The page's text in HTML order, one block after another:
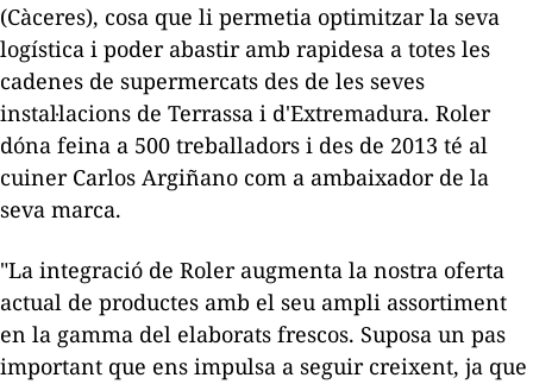
(Càceres), cosa que li permetia optimitzar la seva
logística i poder abastir amb rapidesa a totes les
cadenes de supermercats des de les seves
instal·lacions de Terrassa i d'Extremadura. Roler
dóna feina a 500 treballadors i des de 2013 té al
cuiner Carlos Argiñano com a ambaixador de la
seva marca.
"La integració de Roleraugmenta la nostra oferta
actual de productes amb el seu ampli assortiment
en la gamma del elaborats frescos. Suposa un pas
important que ens impulsa a seguir creixent, ja que